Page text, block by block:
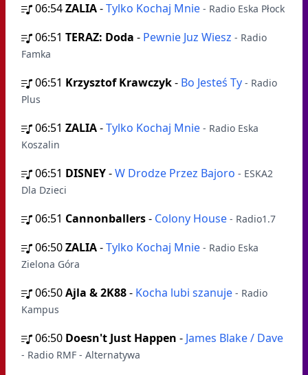
06:54ZALIA-Tylko Kochaj Mnie - Radio Eska Płock
06:51 TERAZ: Doda - Pewnie Juz Wiesz - Radio
Famka
06:51 Krzysztof Krawczyk- Bo Jesteś Ty - Radio
Plus
06:51 ZALIA-Tylko Kochaj Mnie - Radio Eska
Koszalin
06:51 DISNEY-W Drodze Przez Bajoro - ESKA2
Dla Dzieci
06:51 Cannonballers- Colony House - Radio1.7
06:50ZALIA-Tylko Kochaj Mnie - Radio Eska
Zielona Góra
06:50Ajla & 2K88- Kocha lubi szanuje - Radio
Kampus
06:50 Doesn't Just Happen - James Blake / Dave
- Radio RMF - Alternatywa